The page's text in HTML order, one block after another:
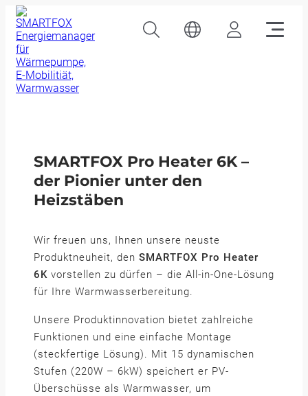
SMARTFOX Pro Heater 6K –
der Pionier unter den
Heizstäben
Wir freuen uns, Ihnen unsere neuste
Produktneuheit, den SMARTFOX Pro Heater
6K vorstellen zu dürfen – die All-in-One-Lösung
für Ihre Warmwasserbereitung.
Unsere Produktinnovation bietet zahlreiche
Funktionen und eine einfache Montage
(steckfertige Lösung). Mit 15 dynamischen
Stufen (220W – 6kW) speichert er PV-
Überschüsse als Warmwasser, um